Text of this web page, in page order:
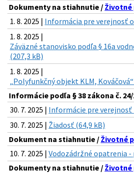
Dokumenty na stiahnutie /
1. 8. 2025 | Informácia pre verejnosť
1. 8. 2025 |
Záväzné stanovisko podľa § 16a
(207,3 kB)
1. 8. 2025 |
„Polyfunkčný objekt KLM,
Informácie podľa § 38 zákona č. 24/
30. 7. 2025 | Informácie pre verejnosť
30. 7. 2025 | Žiadosť (64,9 kB)
Dokument na stiahnutie / Životné
10. 7. 2025 | Vodozádržné opatrenia -
Dokumenty na stiahnutie /